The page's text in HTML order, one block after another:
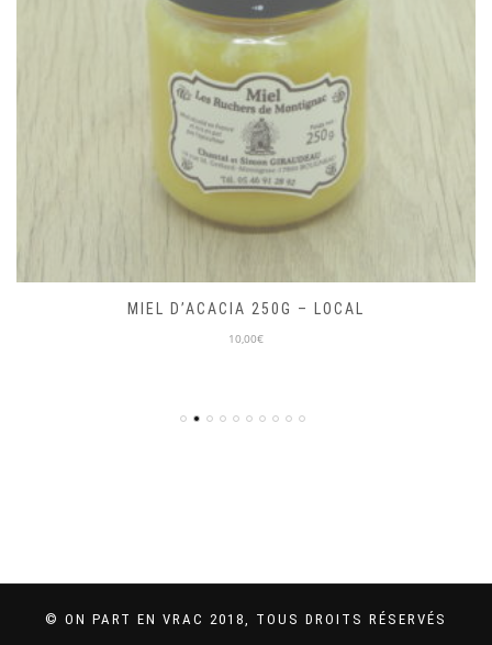
MIEL D’ACACIA 250G – LOCAL
10,00€
© ON PART EN VRAC 2018, TOUS DROITS RÉSERVÉS